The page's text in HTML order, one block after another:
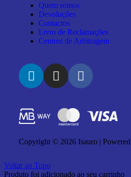
Quem somos
Devoluções
Contactos
Livro de Reclamações
Centros de Arbitragem
Copyright © 2026 Isauro |
Voltar ao Topo
Produto foi adicionado ao seu carrinho